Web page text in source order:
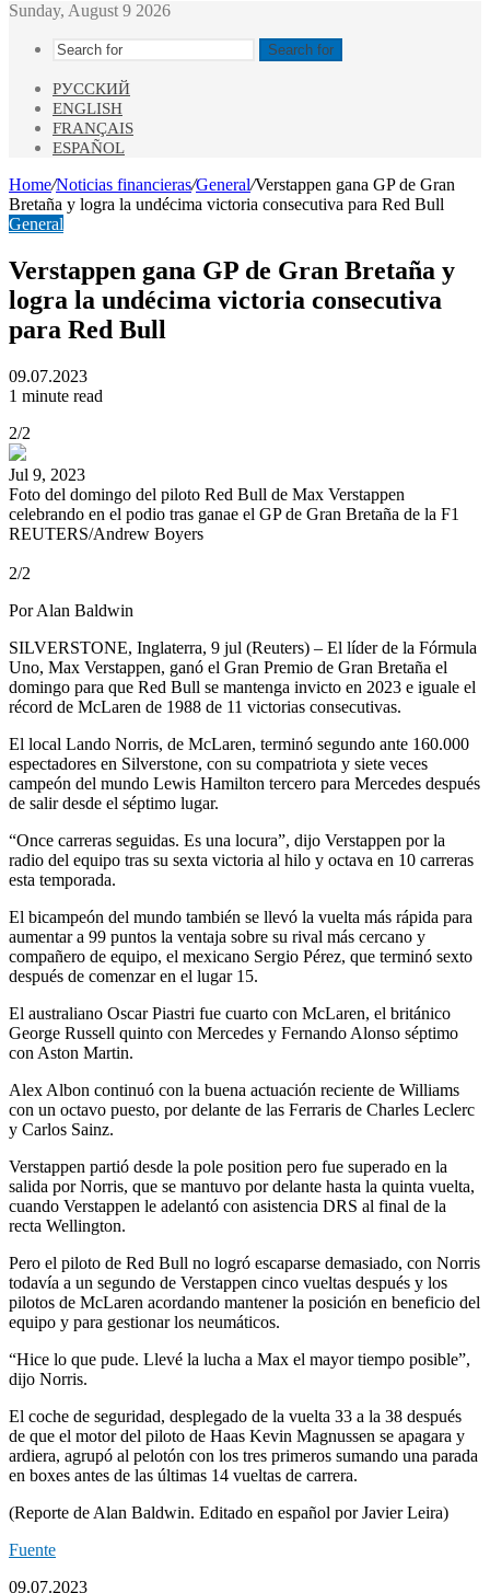
Sunday, August 9 2026
Search for
РУССКИЙ
ENGLISH
FRANÇAIS
ESPAÑOL
Home/Noticias financieras/General/Verstappen gana GP de Gran
Bretaña y logra la undécima victoria consecutiva para Red Bull
General
Verstappen gana GP de Gran Bretaña y
logra la undécima victoria consecutiva
para Red Bull
09.07.2023
1 minute read
2/2
Jul 9, 2023
Foto del domingo del piloto Red Bull de Max Verstappen
celebrando en el podio tras ganae el GP de Gran Bretaña de la F1
REUTERS/Andrew Boyers
2/2
Por Alan Baldwin
SILVERSTONE, Inglaterra, 9 jul (Reuters) – El líder de la Fórmula
Uno, Max Verstappen, ganó el Gran Premio de Gran Bretaña el
domingo para que Red Bull se mantenga invicto en 2023 e iguale el
récord de McLaren de 1988 de 11 victorias consecutivas.
El local Lando Norris, de McLaren, terminó segundo ante 160.000
espectadores en Silverstone, con su compatriota y siete veces
campeón del mundo Lewis Hamilton tercero para Mercedes después
de salir desde el séptimo lugar.
“Once carreras seguidas. Es una locura”, dijo Verstappen por la
radio del equipo tras su sexta victoria al hilo y octava en 10 carreras
esta temporada.
El bicampeón del mundo también se llevó la vuelta más rápida para
aumentar a 99 puntos la ventaja sobre su rival más cercano y
compañero de equipo, el mexicano Sergio Pérez, que terminó sexto
después de comenzar en el lugar 15.
El australiano Oscar Piastri fue cuarto con McLaren, el británico
George Russell quinto con Mercedes y Fernando Alonso séptimo
con Aston Martin.
Alex Albon continuó con la buena actuación reciente de Williams
con un octavo puesto, por delante de las Ferraris de Charles Leclerc
y Carlos Sainz.
Verstappen partió desde la pole position pero fue superado en la
salida por Norris, que se mantuvo por delante hasta la quinta vuelta,
cuando Verstappen le adelantó con asistencia DRS al final de la
recta Wellington.
Pero el piloto de Red Bull no logró escaparse demasiado, con Norris
todavía a un segundo de Verstappen cinco vueltas después y los
pilotos de McLaren acordando mantener la posición en beneficio del
equipo y para gestionar los neumáticos.
“Hice lo que pude. Llevé la lucha a Max el mayor tiempo posible”,
dijo Norris.
El coche de seguridad, desplegado de la vuelta 33 a la 38 después
de que el motor del piloto de Haas Kevin Magnussen se apagara y
ardiera, agrupó al pelotón con los tres primeros sumando una parada
en boxes antes de las últimas 14 vueltas de carrera.
(Reporte de Alan Baldwin. Editado en español por Javier Leira)
Fuente
09.07.2023